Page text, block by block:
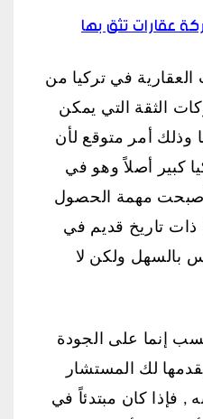
عقارات تثق بها
في تركيا من
الثقة التي يمكن
وذلك أمر متوقع لأن
كبير أصلاً وهو في
مهمة الحصول
تاريخ قديم في
بالسهل ولكن لا
إنما على الجودة
لك المستشار
, فإذا كان مبتدئاً في